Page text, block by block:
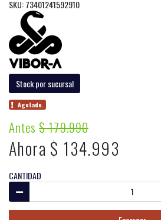
SKU: 73401241592910
Stock por sucursal
Agotado.
Antes$ 179.990
Ahora $ 134.993
CANTIDAD